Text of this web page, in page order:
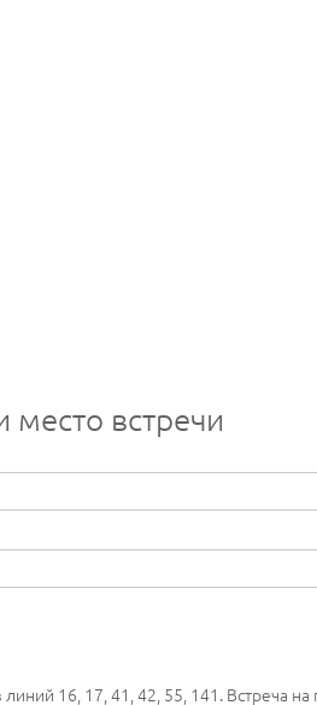
место встречи
16, 17, 41, 42, 55, 141. Встреча